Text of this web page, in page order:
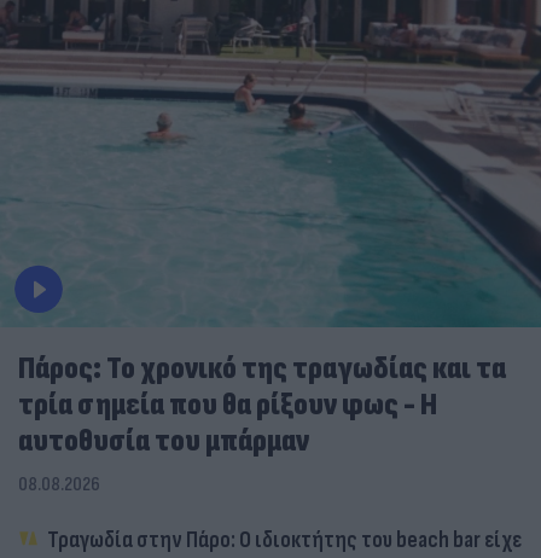
Πάρος: Το χρονικό της τραγωδίας και τα
τρία σημεία που θα ρίξουν φως - Η
αυτοθυσία του μπάρμαν
08.08.2026
Τραγωδία στην Πάρο: Ο ιδιοκτήτης του beach bar είχε